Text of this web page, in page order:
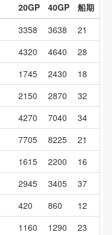
20GP 40GP
船期
3358 3638
21
4320 4640
28
1745 2430
18
2150 2870
32
4270 7040
34
7705 8225
21
1615 2200
16
2945 3405
37
420 860
12
1160 1290 23